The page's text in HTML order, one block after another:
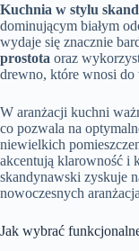
Kuchnia w stylu
dominującym białym
wydaje się znacznie
prostota oraz
drewno, które wnosi do
W aranżacji kuchni
co pozwala na
niewielkich
akcentują klarowność i
skandynawski zyskuje
nowoczesnych
Jak wybrać